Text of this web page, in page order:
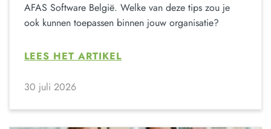
AFAS Software België. Welke van deze tips zou je
ook kunnen toepassen binnen jouw organisatie?
LEES HET ARTIKEL
30 juli 2026